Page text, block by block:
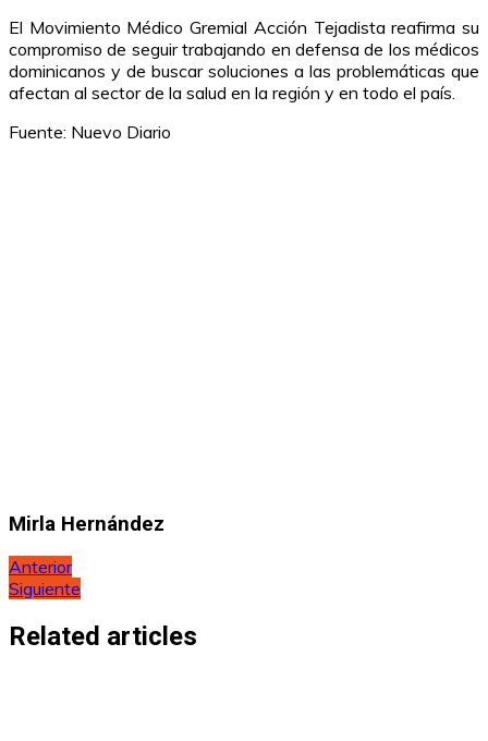
El Movimiento Médico Gremial Acción Tejadista reafirma su
compromiso de seguir trabajando en defensa de los médicos
dominicanos y de buscar soluciones a las problemáticas que
afectan al sector de la salud en la región y en todo el país.
Fuente: Nuevo Diario
Mirla Hernández
Navegación
de
entradas
Anterior
Siguiente
Related articles